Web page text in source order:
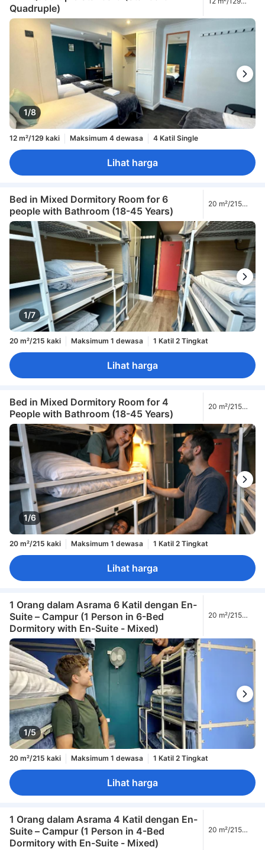
Quadruple)
1/8
12 m²/129 kaki Maksimum 4 dewasa 4 Katil Single
Lihat harga
Bed in Mixed Dormitory Room for 6
people with Bathroom (18-45 Years)
20 m²/215
1/7
20 m²/215 kaki Maksimum 1 dewasa 1 Katil 2 Tingkat
Lihat harga
Bed in Mixed Dormitory Room for 4
People with Bathroom (18-45 Years)
20 m²/215
1/6
20 m²/215 kaki Maksimum 1 dewasa 1 Katil 2 Tingkat
Lihat harga
1 Orang dalam Asrama 6 Katil dengan En-
Suite – Campur (1 Person in 6-Bed
Dormitory with En-Suite - Mixed)
20 m²/215
1/5
20 m²/215 kaki Maksimum 1 dewasa 1 Katil 2 Tingkat
Lihat harga
1 Orang dalam Asrama 4 Katil dengan En-
Suite – Campur (1 Person in 4-Bed
Dormitory with En-Suite - Mixed)
20 m²/215